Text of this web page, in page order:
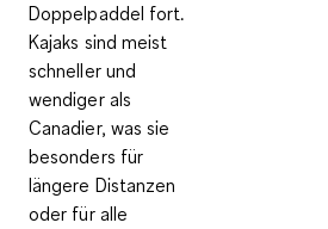
Doppelpaddel fort.
Kajaks sind meist
schneller und
wendiger als
Canadier, was sie
besonders für
längere Distanzen
oder für alle